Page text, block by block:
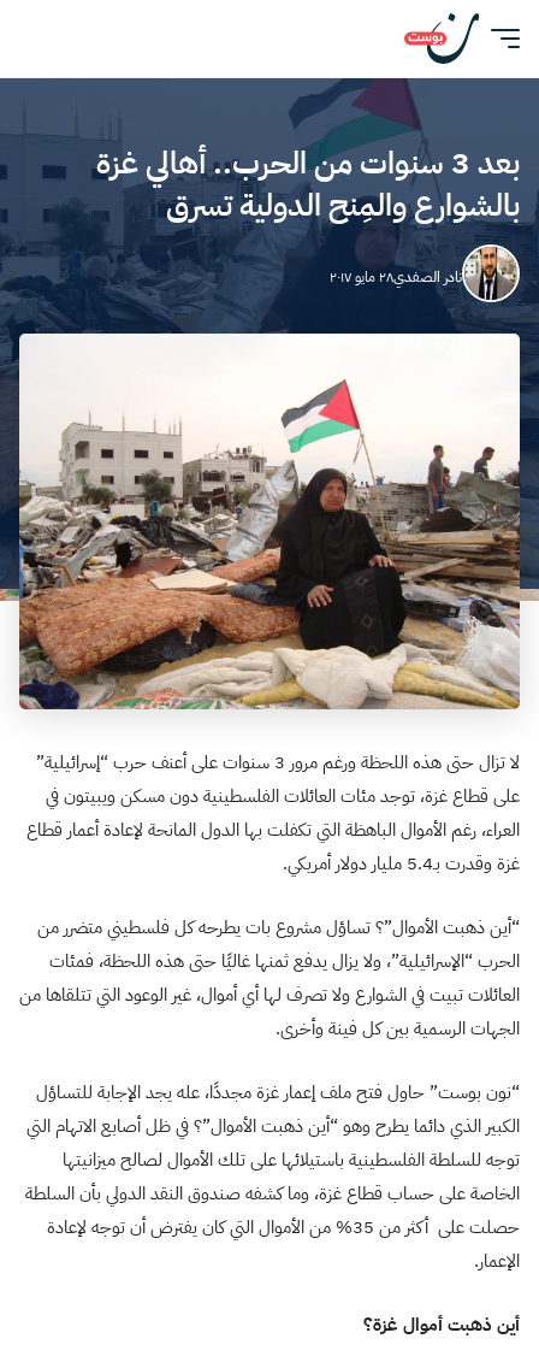
بعد 3 سنوات من الحرب.. أهالي غزة
بالشوارع والمِنح الدولية تسرق
نادر الصفدي٢٨ مايو ٢٠١٧
لا تزال حتى هذه اللحظة ورغم مرور 3 سنوات على أعنف حرب “إسرائيلية”
على قطاع غزة، توجد مئات العائلات الفلسطينية دون مسكن ويبيتون في
العراء، رغم الأموال الباهظة التي تكفلت بها الدول المانحة لإعادة أعمار قطاع
غزة وقدرت بـ5.4 مليار دولار أمريكي.
“أين ذهبت الأموال”؟ تساؤل مشروع بات يطرحه كل فلسطيني متضرر من
الحرب “الإسرائيلية”، ولا يزال يدفع ثمنها غاليًا حتى هذه اللحظة، فمئات
العائلات تبيت في الشوارع ولا تصرف لها أي أموال، غير الوعود التي تتلقاها من
الجهات الرسمية بين كل فينة وأخرى.
“نون بوست” حاول فتح ملف إعمار غزة مجددًا، عله يجد الإجابة للتساؤل
الكبير الذي دائما يطرح وهو “أين ذهبت الأموال”؟ في ظل أصابع الاتهام التي
توجه للسلطة الفلسطينية باستيلائها على تلك الأموال لصالح ميزانيتها
الخاصة على حساب قطاع غزة، وما كشفه صندوق النقد الدولي بأن السلطة
حصلت على أكثر من 35% من الأموال التي كان يفترض أن توجه لإعادة
الإعمار.
أين ذهبت أموال غزة؟